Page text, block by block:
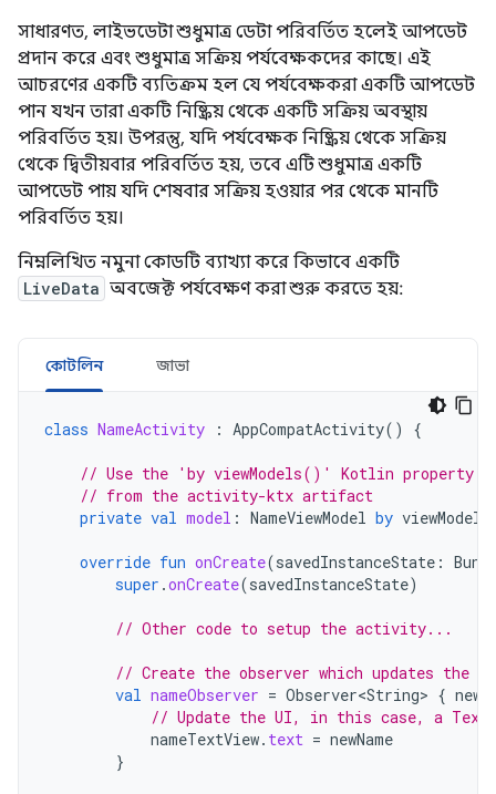
সাধারণত, লাইভডেটা শুধুমাত্র ডেটা পরিবর্তিত হলেই আপডেট
প্রদান করে এবং শুধুমাত্র সক্রিয় পর্যবেক্ষকদের কাছে। এই
আচরণের একটি ব্যতিক্রম হল যে পর্যবেক্ষকরা একটি আপডেট
পান যখন তারা একটি নিষ্ক্রিয় থেকে একটি সক্রিয় অবস্থায়
পরিবর্তিত হয়। উপরন্তু, যদি পর্যবেক্ষক নিষ্ক্রিয় থেকে সক্রিয়
থেকে দ্বিতীয়বার পরিবর্তিত হয়, তবে এটি শুধুমাত্র একটি
আপডেট পায় যদি শেষবার সক্রিয় হওয়ার পর থেকে মানটি
পরিবর্তিত হয়।
নিম্নলিখিত নমুনা কোডটি ব্যাখ্যা করে কিভাবে একটি
LiveData অবজেক্ট পর্যবেক্ষণ করা শুরু করতে হয়:
কোটলিন জাভা
class NameActivity : AppCompatActivity() {
// Use the 'by viewModels()' Kotlin property
// from the activity-ktx artifact
private val model : NameViewModel by viewModels
override fun onCreate(savedInstanceState :
super .onCreate(savedInstanceState)
// Other code to setup the activity...
// Create the observer which updates the
val nameObserver = Observer<String> {
// Update the UI, in this case, a
nameTextView. text = newName
}